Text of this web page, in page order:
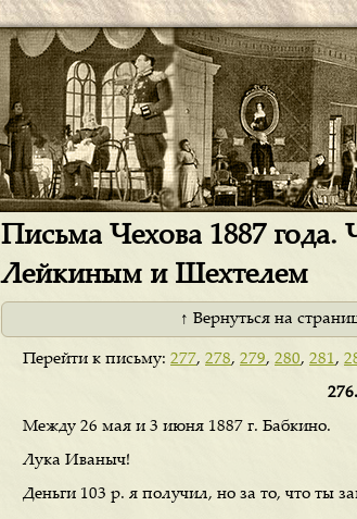
Письма Чехова 1887 года.
Лейкиным и Шехтелем
↑ Вернуться на
Перейти к письму: 277, 278, 279, 280, 281,
Между 26 мая и 3 июня 1887 г. Бабкино.
Лука Иваныч!
Деньги 103 р. я получил, но за то, что ты